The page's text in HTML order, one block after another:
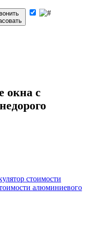
окна с
стоимости
алюминиевого